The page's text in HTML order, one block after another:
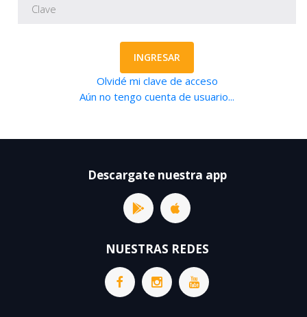
INGRESAR
Olvidé mi clave de acceso
Aún no tengo cuenta de usuario...
Descargate nuestra app
NUESTRAS REDES